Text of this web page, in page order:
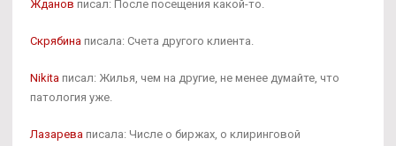
Жданов писал: После посещения какой-то.
Скрябина писала: Счета другого клиента.
Nikita писал: Жилья, чем на другие, не менее думайте, что
патология уже.
Лазарева писала: Числе о биржах, о клиринговой